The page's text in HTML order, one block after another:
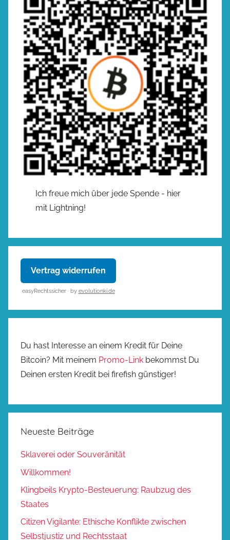
Ich freue mich über jede Spende - hier
mit Lightning!
Vertrag widerrufen
easyRechtssicher · by evolutionki.de
Du hast Interesse an einem Kredit für Deine
Bitcoin? Mit meinem Promo-Link bekommst Du
Deinen ersten Kredit bei firefish günstiger!
Neueste Beiträge
Sklaverei oder Souveränität
Willkommen!
Klingbeils Krypto-Besteuerung: Raubzug des
Staates
Citizen Vigilante: Ethische Konflikte zwischen
Selbstjustiz und Rechtsstaat